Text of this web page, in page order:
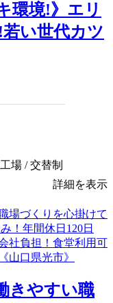
環境!》エリ
い世代カツ
場 / 交替制
詳細を表示
きやすい職